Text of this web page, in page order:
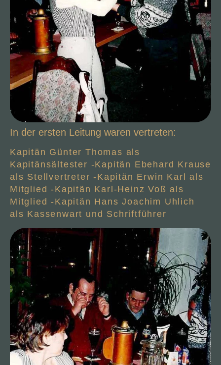
In der ersten Leitung waren vertreten:
Kapitän Günter Thomas als
Kapitänsältester -Kapitän Ebehard Krause
als Stellvertreter -Kapitän Erwin Karl als
Mitglied -Kapitän Karl-Heinz Voß als
Mitglied -Kapitän Hans Joachim Uhlich
als Kassenwart und Schriftführer